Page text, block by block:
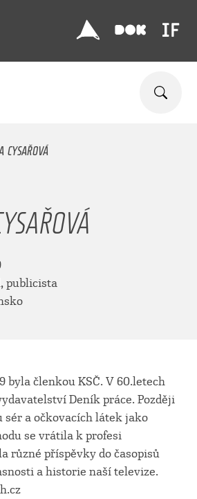
CYSAŘOVÁ
publicista
byla členkou KSČ. V 60.letech
Deník práce. Později
sér a očkovacích látek jako
se vrátila k profesi
různé příspěvky do časopisů
a historie naší televize.